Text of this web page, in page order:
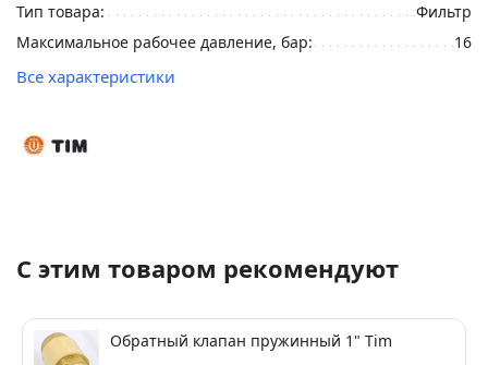
Тип товара:
Фильтр
Максимальное рабочее давление, бар:
16
Все характеристики
С этим товаром рекомендуют
Обратный клапан пружинный 1" Tim